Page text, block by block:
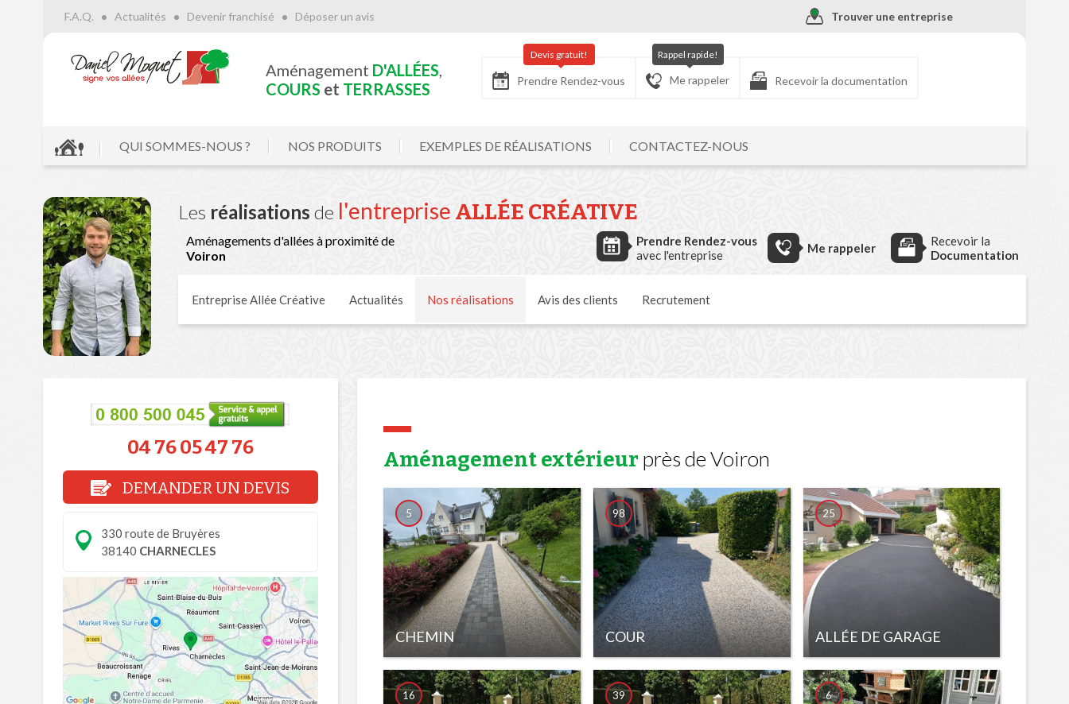
Trouver une entreprise
F.A.Q. Actualités Devenir franchisé Déposer un avis
Aménagement D'ALLÉES,
COURS et TERRASSES Prendre Rendez-vous
Devis gratuit!
Me rappeler
Rappel rapide!
Recevoir la documentation
QUI SOMMES-NOUS ? NOS PRODUITS EXEMPLES DE RÉALISATIONS CONTACTEZ-NOUS
Les réalisations de l'entreprise ALLÉE CRÉATIVE
Aménagements d'allées à proximité de
Voiron
Prendre Rendez-vous
avec l'entreprise
Me rappeler
Recevoir la
Documentation
Entreprise Allée Créative Actualités Nos réalisations Avis des clients Recrutement
04 76 05 47 76
DEMANDER UN DEVIS
330 route de Bruyères
38140 CHARNECLES
Aménagement extérieur près de Voiron
CHEMIN
5
COUR
98
ALLÉE DE GARAGE
25
16 39 6